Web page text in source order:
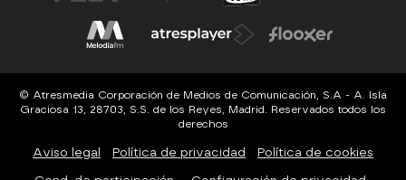
© Atresmedia Corporación de Medios de Comunicación, S.A - A. Isla
Graciosa 13, 28703, S.S. de los Reyes, Madrid. Reservados todos los
derechos
Aviso legal Política de privacidad Política de cookies